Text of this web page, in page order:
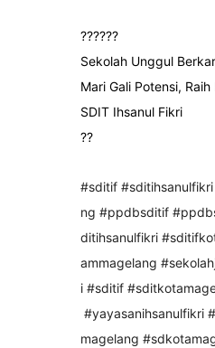
??????
Sekolah Unggul
Mari Gali Potensi,
SDIT Ihsanul Fikri
??
#sditif #sditihsanulfikri
ng #ppdbsditif
ditihsanulfikri
ammagelang
i #sditif
#yayasanihsanulfikri
magelang